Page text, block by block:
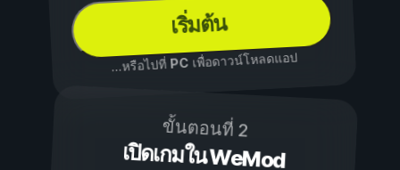
เริ่มต้น
...หรือไปที่ PCเพื่อดาวน์โหลดแอป
ขั้นตอนที่ 2
เปิดเกมใน WeMod